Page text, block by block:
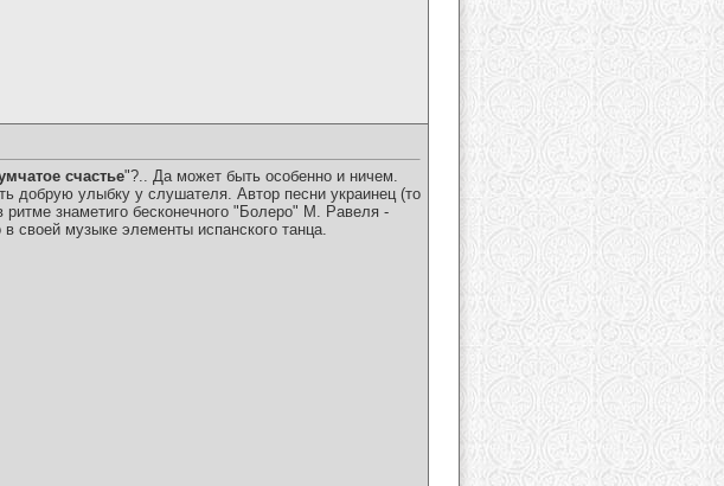
счастье"?.. Да может быть особенно и ничем.
добрую улыбку у слушателя. Автор песни украинец (то
знаметиго бесконечного "Болеро" М. Равеля -
своей музыке элементы испанского танца.